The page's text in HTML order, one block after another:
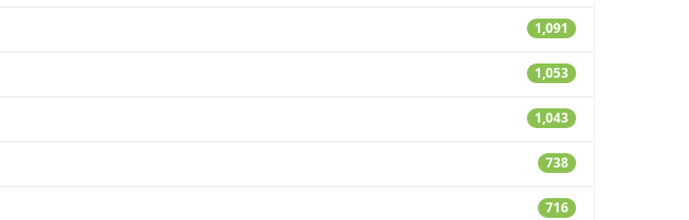
1,091
1,053
1,043
738
716